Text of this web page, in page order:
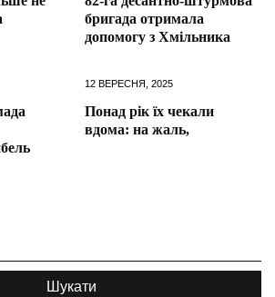
бригада отримала
допомогу з Хмільника
12 ВЕРЕСНЯ, 2025
Понад рік їх чекали
вдома: на жаль,